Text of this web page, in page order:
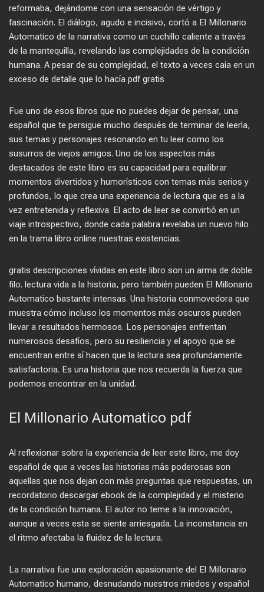
reformaba, dejándome con una sensación de vértigo y
fascinación. El diálogo, agudo e incisivo, cortó a El Millonario
Automatico de la narrativa como un cuchillo caliente a través
de la mantequilla, revelando las complejidades de la condición
humana. A pesar de su complejidad, el texto a veces caía en un
exceso de detalle que lo hacía pdf gratis
Fue uno de esos libros que no puedes dejar de pensar, una
español que te persigue mucho después de terminar de leerla,
sus temas y personajes resonando en tu leer como los
susurros de viejos amigos. Uno de los aspectos más
destacados de este libro es su capacidad para equilibrar
momentos divertidos y humorísticos con temas más serios y
profundos, lo que crea una experiencia de lectura que es a la
vez entretenida y reflexiva. El acto de leer se convirtió en un
viaje introspectivo, donde cada palabra revelaba un nuevo hilo
en la trama libro online​ nuestras existencias.
gratis descripciones vívidas en este libro son un arma de doble
filo. lectura vida a la historia, pero también pueden El Millonario
Automatico bastante intensas. Una historia conmovedora que
muestra cómo incluso los momentos más oscuros pueden
llevar a resultados hermosos. Los personajes enfrentan
numerosos desafíos, pero su resiliencia y el apoyo que se
encuentran entre sí hacen que la lectura sea profundamente
satisfactoria. Es una historia que nos recuerda la fuerza que
podemos encontrar en la unidad.
El Millonario Automatico pdf
Al reflexionar sobre la experiencia de leer este libro, me doy
español de que a veces las historias más poderosas son
aquellas que nos dejan con más preguntas que respuestas, un
recordatorio descargar ebook de la complejidad y el misterio
de la condición humana. El autor no teme a la innovación,
aunque a veces esta se siente arriesgada. La inconstancia en
el ritmo afectaba la fluidez de la lectura.
La narrativa fue una exploración apasionante del El Millonario
Automatico humano, desnudando nuestros miedos y español